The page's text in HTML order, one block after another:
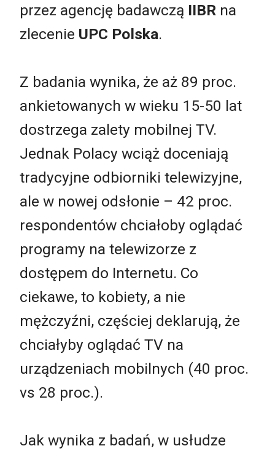
przez agencję badawczą IIBR na
zlecenie UPC Polska.
Z badania wynika, że aż 89 proc.
ankietowanych w wieku 15-50 lat
dostrzega zalety mobilnej TV.
Jednak Polacy wciąż doceniają
tradycyjne odbiorniki telewizyjne,
ale w nowej odsłonie – 42 proc.
respondentów chciałoby oglądać
programy na telewizorze z
dostępem do Internetu. Co
ciekawe, to kobiety, a nie
mężczyźni, częściej deklarują, że
chciałyby oglądać TV na
urządzeniach mobilnych (40 proc.
vs 28 proc.).
Jak wynika z badań, w usłudze